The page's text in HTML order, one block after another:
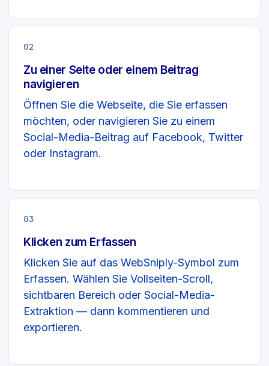
02
Zu einer Seite oder einem Beitrag
navigieren
Öffnen Sie die Webseite, die Sie erfassen
möchten, oder navigieren Sie zu einem
Social-Media-Beitrag auf Facebook, Twitter
oder Instagram.
03
Klicken zum Erfassen
Klicken Sie auf das WebSniply-Symbol zum
Erfassen. Wählen Sie Vollseiten-Scroll,
sichtbaren Bereich oder Social-Media-
Extraktion — dann kommentieren und
exportieren.